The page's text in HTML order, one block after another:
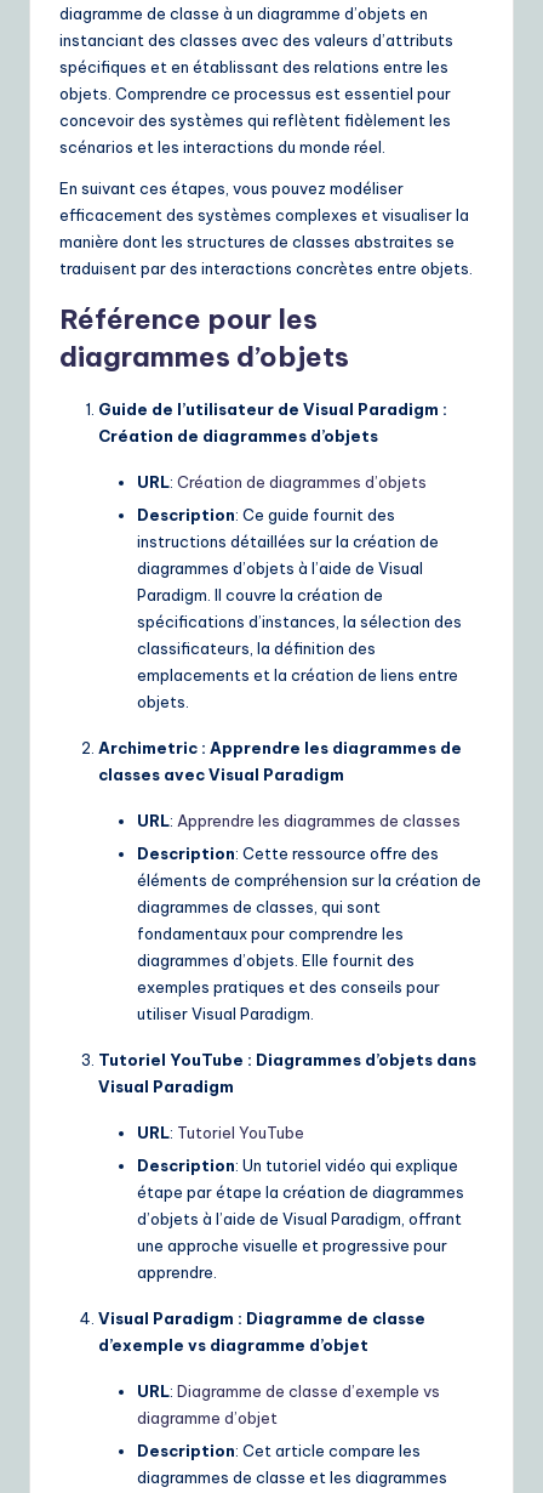
diagramme de classe à un diagramme d’objets en
instanciant des classes avec des valeurs d’attributs
spécifiques et en établissant des relations entre les
objets. Comprendre ce processus est essentiel pour
concevoir des systèmes qui reflètent fidèlement les
scénarios et les interactions du monde réel.
En suivant ces étapes, vous pouvez modéliser
efficacement des systèmes complexes et visualiser la
manière dont les structures de classes abstraites se
traduisent par des interactions concrètes entre objets.
Référence pour les
diagrammes d’objets
Guide de l’utilisateur de Visual Paradigm :
Création de diagrammes d’objets
URL: Création de diagrammes d’objets
Description: Ce guide fournit des
instructions détaillées sur la création de
diagrammes d’objets à l’aide de Visual
Paradigm. Il couvre la création de
spécifications d’instances, la sélection des
classificateurs, la définition des
emplacements et la création de liens entre
objets.
Archimetric : Apprendre les diagrammes de
classes avec Visual Paradigm
URL: Apprendre les diagrammes de classes
Description: Cette ressource offre des
éléments de compréhension sur la création de
diagrammes de classes, qui sont
fondamentaux pour comprendre les
diagrammes d’objets. Elle fournit des
exemples pratiques et des conseils pour
utiliser Visual Paradigm.
Tutoriel YouTube : Diagrammes d’objets dans
Visual Paradigm
URL: Tutoriel YouTube
Description: Un tutoriel vidéo qui explique
étape par étape la création de diagrammes
d’objets à l’aide de Visual Paradigm, offrant
une approche visuelle et progressive pour
apprendre.
Visual Paradigm : Diagramme de classe
d’exemple vs diagramme d’objet
URL: Diagramme de classe d’exemple vs
diagramme d’objet
Description: Cet article compare les
diagrammes de classe et les diagrammes